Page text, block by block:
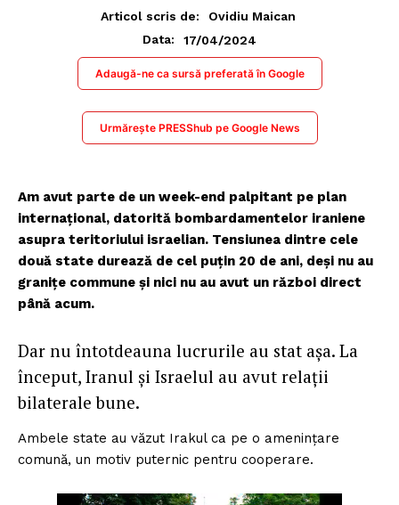
Articol scris de:
Ovidiu Maican
Data:
17/04/2024
Adaugă-ne ca sursă preferată în Google
Urmărește PRESShub pe Google News
Am avut parte de un week-end palpitant pe plan
internațional, datorită bombardamentelor iraniene
asupra teritoriului israelian. Tensiunea dintre cele
două state durează de cel puțin 20 de ani, deși nu au
granițe commune și nici nu au avut un război direct
până acum.
Dar nu întotdeauna lucrurile au stat așa. La
început, Iranul și Israelul au avut relații
bilaterale bune.
Ambele state au văzut Irakul ca pe o amenințare
comună, un motiv puternic pentru cooperare.